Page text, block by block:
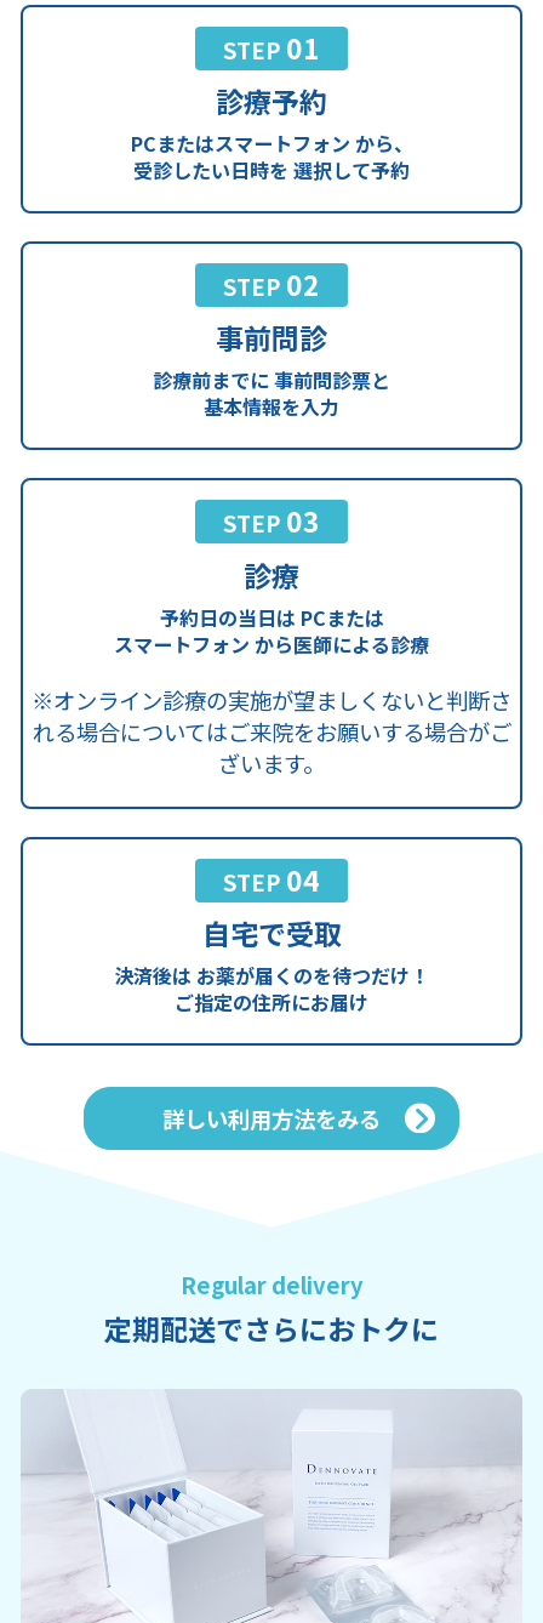
STEP 01
診療予約
PCまたはスマートフォン から、
受診したい日時を 選択して予約
STEP 02
事前問診
診療前までに事前問診票と
基本情報を入力
STEP 03
診療
予約日の当日は PCまたは
スマートフォン から医師による診療
※オンライン診療の実施が望ましくないと判断さ
れる場合についてはご来院をお願いする場合がご
ざいます。
STEP 04
自宅で受取
決済後は お薬が届くのを待つだけ！
ご指定の住所にお届け
詳しい利用方法をみる
Regular delivery
定期配送でさらにおトクに